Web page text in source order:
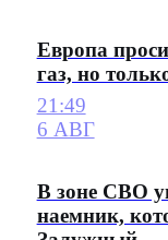
Европа
газ, но
21:49
6 АВГ
В зоне СВО
наемник,